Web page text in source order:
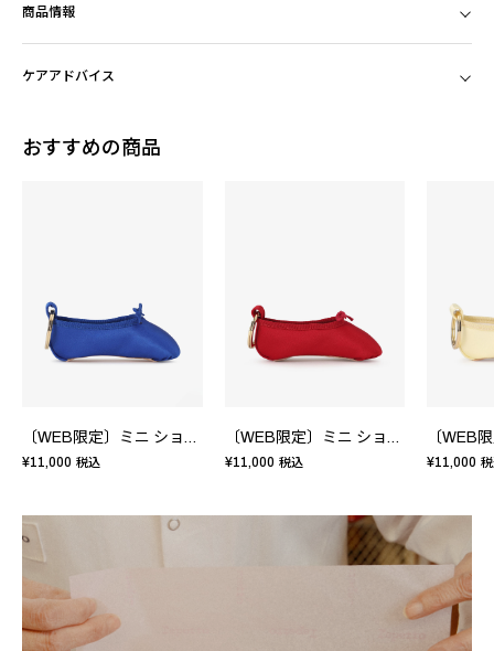
商品情報
ケアアドバイス
おすすめの商品
〔WEB限定〕ミニ ショーソン キーリング
¥11,000 税込
〔WEB限定〕ミニ ショーソン キーリング
¥11,000 税込 ¥11,000